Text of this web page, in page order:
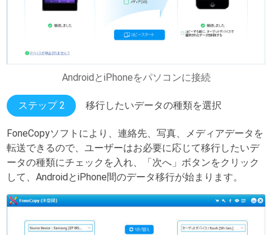
AndroidとiPhoneをパソコンに接続
ステップ 2 移行したいデータの種類を選択
FoneCopyソフトにより、連絡先、写真、メディアデータを
転送できるので、ユーザーはお必要に応じて移行したいデ
ータの種類にチェックを入れ、「次へ」ボタンをクリック
して、AndroidとiPhone間のデータ移行が始まります。